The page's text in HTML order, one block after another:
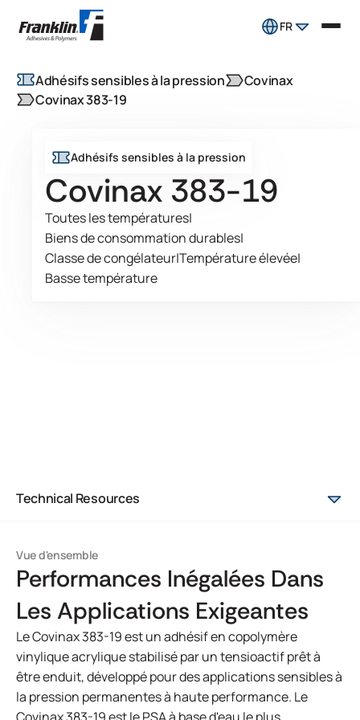
FR
Adhésifs sensibles à la pression
Covinax
Covinax 383-19
Adhésifs sensibles à la pression
Covinax 383-19
Toutes les températures|
Biens de consommation durables|
Classe de congélateur|Température élevée|
Basse température
Technical Resources
Vue d'ensemble
Performances Inégalées Dans
Les Applications Exigeantes
Le Covinax 383-19 est un adhésif en copolymère
vinylique acrylique stabilisé par un tensioactif prêt à
être enduit, développé pour des applications sensibles à
la pression permanentes à haute performance. Le